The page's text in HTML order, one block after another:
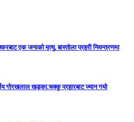
एक जनाको मृत्यु, बास्तोला प्रहरी नियन्त्रणमा
गोरखलाल खड्का.चक्कु प्रहारबाट ज्यान गयो